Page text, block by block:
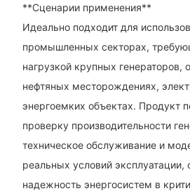
**Сценарии применения**
Идеально подходит для
промышленных секторах,
нагрузкой крупных генераторов,
нефтяных месторождениях,
энергоемких объектах. Продукт
проверку производительности
техническое обслуживание и
реальных условий эксплуатации,
надежность энергосистем в